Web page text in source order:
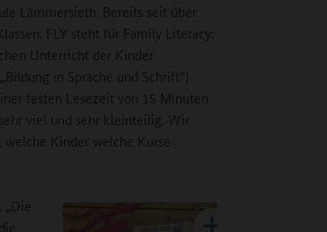
Lämmersieth. Bereits seit über
FLY steht für Family Literacy:
Unterricht der Kinder
in Sprache und Schrift“)
festen Lesezeit von 15 Minuten
viel und sehr kleinteilig. Wir
Kinder welche Kurse